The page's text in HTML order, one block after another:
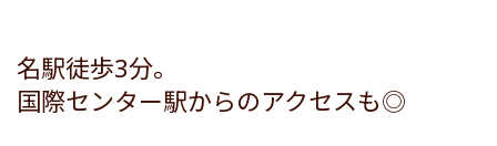
名駅徒歩3分。
国際センター駅からのアクセスも◎